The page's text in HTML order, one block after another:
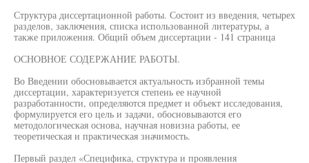
Структура диссертационной работы. Состоит из введения, четырех
разделов, заключения, списка использованной литературы, а
также приложения. Общий объем диссертации - 141 страница
ОСНОВНОЕ СОДЕРЖАНИЕ РАБОТЫ.
Во Введении обосновывается актуальность избранной темы
диссертации, характеризуется степень ее научной
разработанности, определяются предмет и объект исследования,
формулируется его цель и задачи, обосновываются его
методологическая основа, научная новизна работы, ее
теоретическая и практическая значимость.
Первый раздел «Специфика, структура и проявления